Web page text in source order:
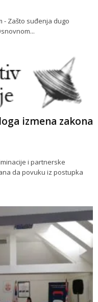
- Zašto suđenja dugo
izmena zakona
i partnerske
da povuku iz postupka